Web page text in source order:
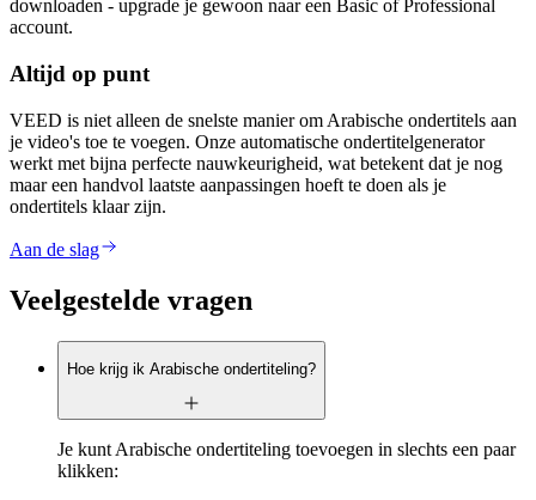
downloaden - upgrade je gewoon naar een Basic of Professional
account.
Altijd op punt
VEED is niet alleen de snelste manier om Arabische ondertitels aan
je video's toe te voegen. Onze automatische ondertitelgenerator
werkt met bijna perfecte nauwkeurigheid, wat betekent dat je nog
maar een handvol laatste aanpassingen hoeft te doen als je
ondertitels klaar zijn.
Aan de slag
Veelgestelde vragen
Hoe krijg ik Arabische ondertiteling?
Je kunt Arabische ondertiteling toevoegen in slechts een paar
klikken: